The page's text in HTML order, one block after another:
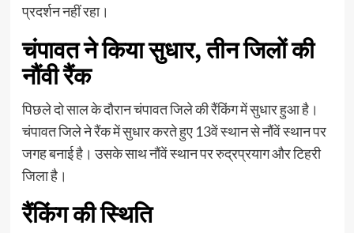
प्रदर्शन नहीं रहा।
चंपावत ने किया सुधार, तीन जिलों की
नौंवी रैंक
पिछले दो साल के दौरान चंपावत जिले की रैंकिंग में सुधार हुआ है।
चंपावत जिले ने रैंक में सुधार करते हुए 13वें स्थान से नौंवें स्थान पर
जगह बनाई है। उसके साथ नौंवें स्थान पर रुद्रप्रयाग और टिहरी
जिला है।
रैंकिंग की स्थिति